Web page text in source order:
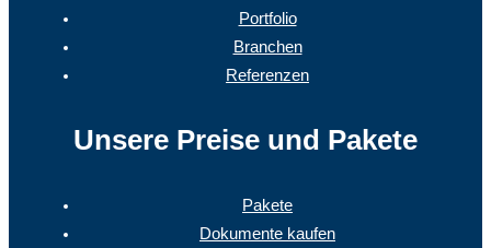
Portfolio
Branchen
Referenzen
Unsere Preise und Pakete
Pakete
Dokumente kaufen